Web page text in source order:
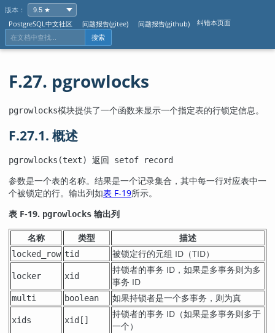
版本：
PostgreSQL中文社区
问题报告(gitee) 问题报告(github) 纠错本页面
搜索
F.27. pgrowlocks
pgrowlocks模块提供了一个函数来显示一个指定表的行锁定信息。
F.27.1. 概述
pgrowlocks(text) 返回 setof record
参数是一个表的名称。结果是一个记录集合，其中每一行对应表中一
个被锁定的行。输出列如表 F-19所示。
表 F-19. pgrowlocks 输出列
名称 类型 描述
locked_row tid 被锁定行的元组 ID（TID）
locker xid
持锁者的事务 ID，如果是多事务则为多
事务 ID
multi boolean 如果持锁者是一个多事务，则为真
xids xid[]
持锁者的事务 ID（如果是多事务则多于
一个）